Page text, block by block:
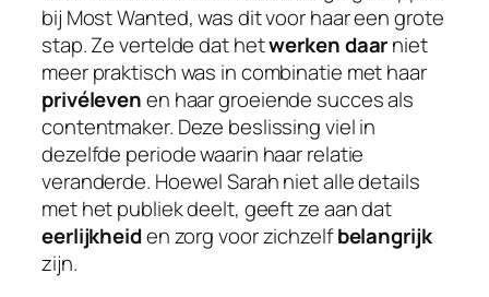
bij Most Wanted, was dit voor haar een grote
stap. Ze vertelde dat hetwerken daarniet
meer praktisch was in combinatie met haar
privélevenen haar groeiende succes als
contentmaker. Deze beslissing viel in
dezelfde periode waarin haar relatie
veranderde. Hoewel Sarah niet alle details
met het publiek deelt, geeft ze aan dat
eerlijkheiden zorg voor zichzelfbelangrijk
zijn.